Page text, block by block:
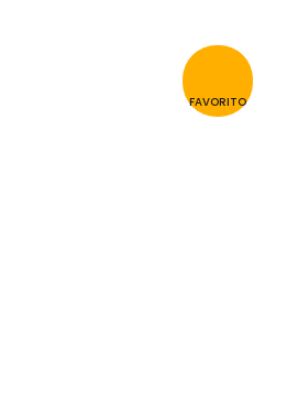
FAVORITO